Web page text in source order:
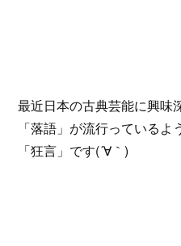
最近日本の古典芸能に
「落語」が流行っている
「狂言」です(´∀｀)